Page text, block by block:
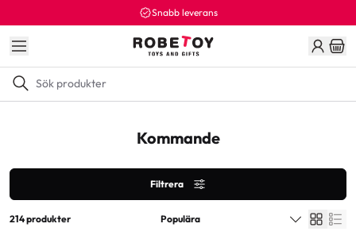
Snabb leverans
Kommande
Filtrera
214 produkter